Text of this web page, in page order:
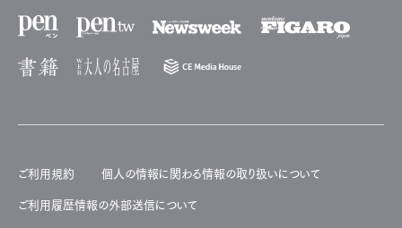
ご利用規約 個人の情報に関わる情報の取り扱いについて
ご利用履歴情報の外部送信について